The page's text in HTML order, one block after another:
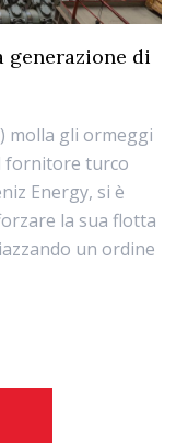
generazione di
molla gli ormeggi
fornitore turco
Energy, si è
la sua flotta
un ordine